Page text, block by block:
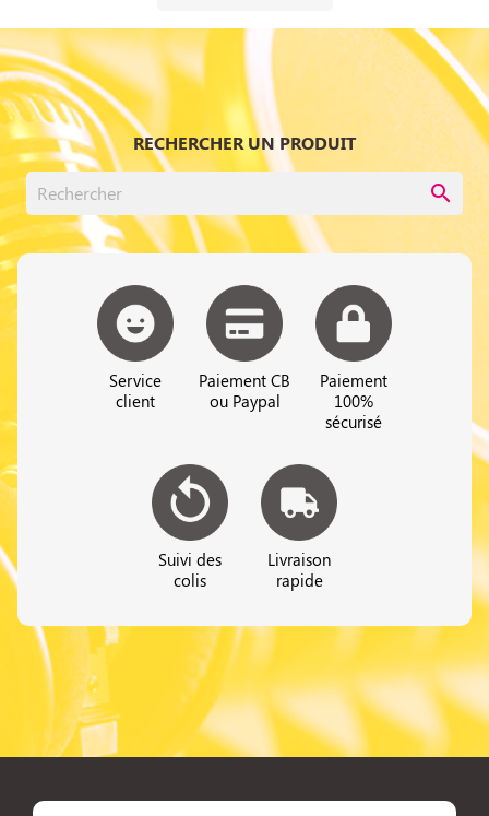
RECHERCHER UN PRODUIT
search
Service
client
Paiement CB
ou Paypal
Paiement
100%
sécurisé
Suivi des
colis
Livraison
rapide